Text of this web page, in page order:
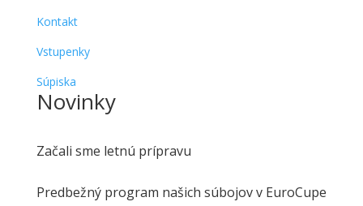
Kontakt
Vstupenky
Súpiska
Novinky
Začali sme letnú prípravu
Predbežný program našich súbojov v EuroCupe